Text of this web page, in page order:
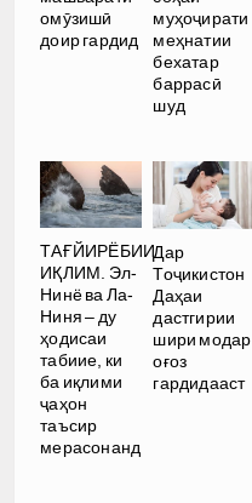
омӯзишӣ
доир гардид
муҳоҷирати
меҳнатии
бехатар
баррасӣ
шуд
ТАҒЙИРЁБИИ
ИҚЛИМ. Эл-
Нинё ва Ла-
Ниня – ду
ҳодисаи
табиие, ки
ба иқлими
ҷаҳон
таъсир
мерасонанд
Дар
Тоҷикистон
Даҳаи
дастгирии
шири модар
оғоз
гардидааст